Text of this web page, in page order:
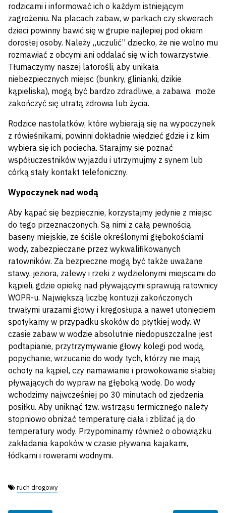
rodzicami i informować ich o każdym istniejącym
zagrożeniu. Na placach zabaw, w parkach czy skwerach
dzieci powinny bawić się w grupie najlepiej pod okiem
dorosłej osoby. Należy „uczulić” dziecko, że nie wolno mu
rozmawiać z obcymi ani oddalać się w ich towarzystwie.
Tłumaczymy naszej latorośli, aby unikała
niebezpiecznych miejsc (bunkry, glinianki, dzikie
kąpieliska), mogą być bardzo zdradliwe, a zabawa może
zakończyć się utratą zdrowia lub życia.
Rodzice nastolatków, które wybierają się na wypoczynek
z rówieśnikami, powinni dokładnie wiedzieć gdzie i z kim
wybiera się ich pociecha. Starajmy się poznać
współuczestników wyjazdu i utrzymujmy z synem lub
córką stały kontakt telefoniczny.
Wypoczynek nad wodą
Aby kąpać się bezpiecznie, korzystajmy jedynie z miejsc
do tego przeznaczonych. Są nimi z całą pewnością
baseny miejskie, ze ściśle określonymi głębokościami
wody, zabezpieczane przez wykwalifikowanych
ratowników. Za bezpieczne mogą być także uważane
stawy, jeziora, zalewy i rzeki z wydzielonymi miejscami do
kąpieli, gdzie opiekę nad pływającymi sprawują ratownicy
WOPR-u. Największą liczbę kontuzji zakończonych
trwałymi urazami głowy i kręgosłupa a nawet utonięciem
spotykamy w przypadku skoków do płytkiej wody. W
czasie zabaw w wodzie absolutnie niedopuszczalne jest
podtapianie, przytrzymywanie głowy kolegi pod wodą,
popychanie, wrzucanie do wody tych, którzy nie mają
ochoty na kąpiel, czy namawianie i prowokowanie słabiej
pływających do wypraw na głęboką wodę. Do wody
wchodzimy najwcześniej po 30 minutach od zjedzenia
posiłku. Aby uniknąć tzw. wstrząsu termicznego należy
stopniowo obniżać temperaturę ciała i zbliżać ją do
temperatury wody. Przypominamy również o obowiązku
zakładania kapoków w czasie pływania kajakami,
łódkami i rowerami wodnymi.
Tagi:
ruch drogowy